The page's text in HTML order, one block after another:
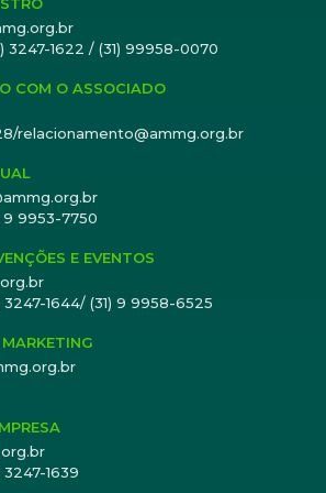
de Medicina de Minas Gerais
Médica de Minas Gerais
Academia Mineira de Medicina.
3247-1622 / (31) 99958-0070
COM O ASSOCIADO
relacionamento@ammg.org.br
9 9953-7750
E EVENTOS
3247-1644/ (31) 9 9958-6525
3247-1639